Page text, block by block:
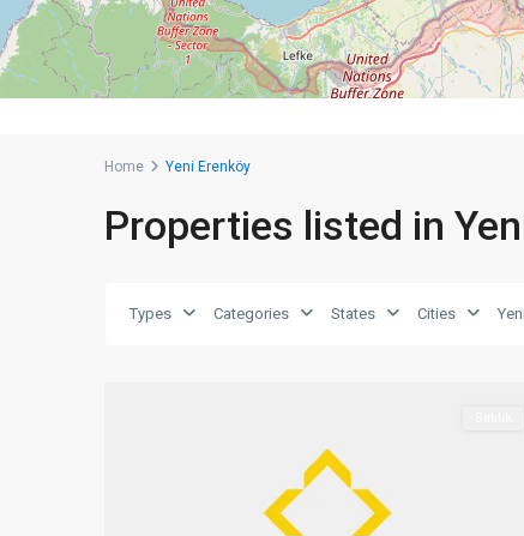
Home Yeni Erenköy
Properties listed in
Types Categories States Cities
Yeni